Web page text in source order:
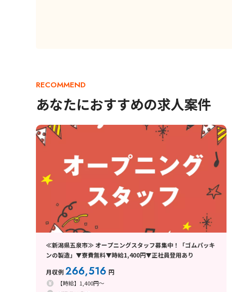
RECOMMEND
あなたにおすすめの求人案件
≪新潟県五泉市≫ オープニングスタッフ募集中！「ゴムパッキ
ンの製造」▼寮費無料▼時給1,400円▼正社員登用あり
月収例266,516 円
【時給】1,400円～